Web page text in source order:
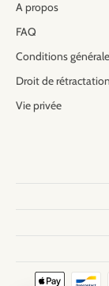
A propos
FAQ
Conditions
Droit de rétractation
Vie privée